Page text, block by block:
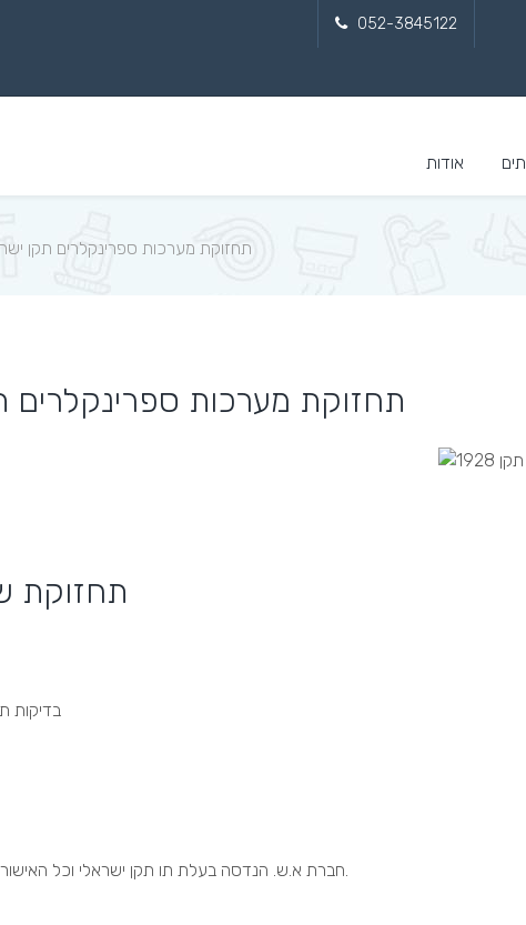
052-3845122
אודות
תחזוקת מערכות ספרינקלרים תקן ישראלי 1928 - כיבוי
תחזוקת
בדיקות